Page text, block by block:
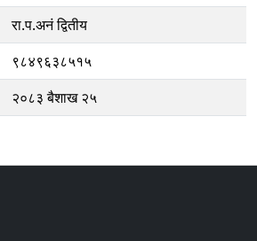
रा.प.अनं द्वितीय
९८४९६३८५१५
२०८३ बैशाख २५